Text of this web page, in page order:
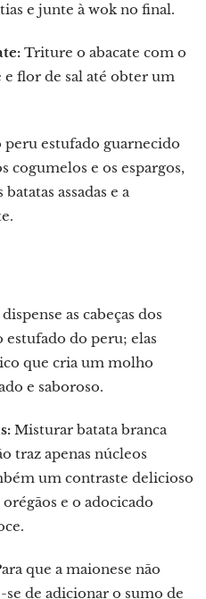
e junte à wok no final.
Triture o abacate com o
e flor de sal até obter um
peru estufado guarnecido
cogumelos e os espargos,
assadas e a
as cabeças dos
estufado do peru; elas
que cria um molho
e saboroso.
Misturar batata branca
traz apenas núcleos
um contraste delicioso
e o adocicado
que a maionese não
de adicionar o sumo de